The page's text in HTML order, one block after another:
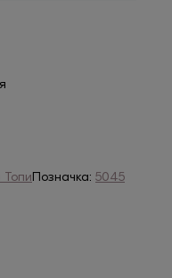
ТопиПозначка: 5045